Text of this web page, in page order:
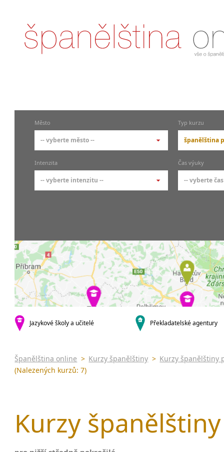
Město
-- vyberte město --
-- vyberte město --
pražské městské části
Praha 10
krajská města
Brno
Plzeň
Liberec
Olomouc
malá města podle abecedy
Most
Sedlčany
Typ kurzu
španělština
-- vyberte
kurzy s
Online
Letní
Intenzita
-- vyberte intenzitu --
20 a více hodin týdně
Čas výuky
-- vyberte
Večerní
Noční
Jazykové školy a učitelé Překladatelské agentury
Španělština online > Kurzy španělštiny > Kurzy španělštiny
(Nalezených kurzů: 7)
Kurzy